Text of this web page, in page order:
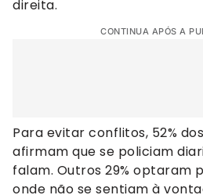
direita.
CONTINUA APÓS A
Para evitar conflitos, 52%
afirmam que se policiam
falam. Outros 29% optaram
onde não se sentiam à